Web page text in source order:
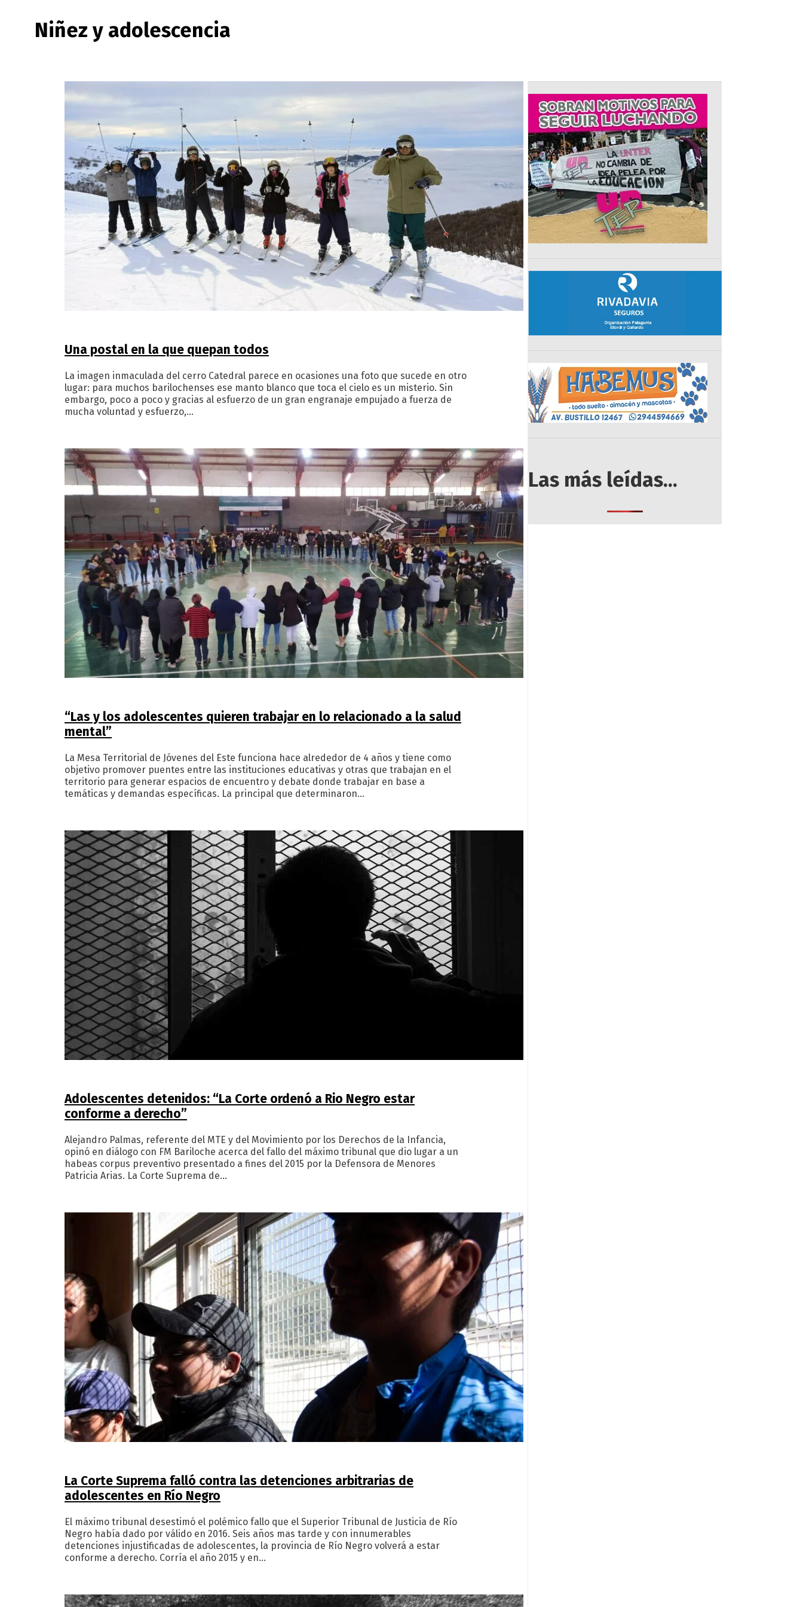
Niñez y adolescencia
Una postal en la que quepan todos
La imagen inmaculada del cerro Catedral parece en ocasiones una foto que sucede en otro
lugar: para muchos barilochenses ese manto blanco que toca el cielo es un misterio. Sin
embargo, poco a poco y gracias al esfuerzo de un gran engranaje empujado a fuerza de
mucha voluntad y esfuerzo,…
“Las y los adolescentes quieren trabajar en lo relacionado a la salud
mental”
La Mesa Territorial de Jóvenes del Este funciona hace alrededor de 4 años y tiene como
objetivo promover puentes entre las instituciones educativas y otras que trabajan en el
territorio para generar espacios de encuentro y debate donde trabajar en base a
temáticas y demandas específicas. La principal que determinaron…
Adolescentes detenidos: “La Corte ordenó a Rio Negro estar
conforme a derecho”
Alejandro Palmas, referente del MTE y del Movimiento por los Derechos de la Infancia,
opinó en diálogo con FM Bariloche acerca del fallo del máximo tribunal que dio lugar a un
habeas corpus preventivo presentado a fines del 2015 por la Defensora de Menores
Patricia Arias. La Corte Suprema de…
La Corte Suprema falló contra las detenciones arbitrarias de
adolescentes en Río Negro
El máximo tribunal desestimó el polémico fallo que el Superior Tribunal de Justicia de Río
Negro había dado por válido en 2016. Seis años mas tarde y con innumerables
detenciones injustificadas de adolescentes, la provincia de Río Negro volverá a estar
conforme a derecho. Corría el año 2015 y en…
Las más leídas...